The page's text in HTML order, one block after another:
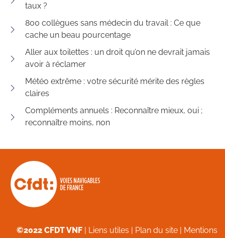
taux ?
800 collègues sans médecin du travail : Ce que
cache un beau pourcentage
Aller aux toilettes : un droit qu’on ne devrait jamais
avoir à réclamer
Météo extrême : votre sécurité mérite des règles
claires
Compléments annuels : Reconnaître mieux, oui ;
reconnaître moins, non
©2022 CFDT VNF | Liens utiles | Plan du site | Mentions